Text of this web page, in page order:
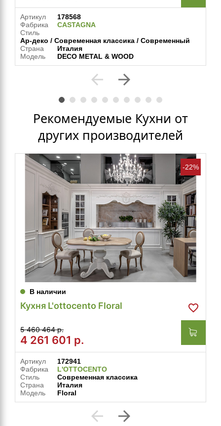
Артикул
178568
Фабрика
CASTAGNA
Стиль
Ар-деко / Современная классика / Современный
Страна
Италия
Модель
DECO METAL & WOOD
arrow_back arrow_forward
Рекомендуемые Кухни от
других производителей
-22%
В наличии
Кухня L'ottocento Floral
5 460 464 р.
4 261 601 р.
Артикул
172941
Фабрика
L'OTTOCENTO
Стиль
Современная классика
Страна
Италия
Модель
Floral
arrow_back arrow_forward